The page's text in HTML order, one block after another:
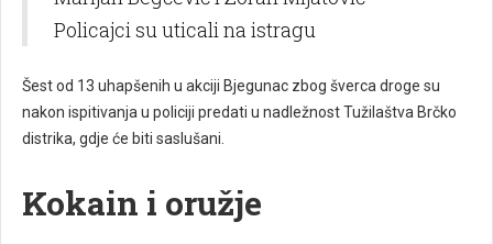
Policajci su uticali na istragu
Šest od 13 uhapšenih u akciji Bjegunac zbog šverca droge su
nakon ispitivanja u policiji predati u nadležnost Tužilaštva Brčko
distrika, gdje će biti saslušani.
Kokain i oružje